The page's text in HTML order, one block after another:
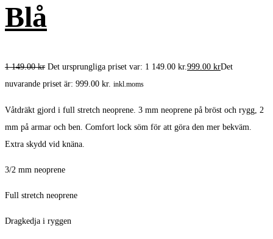
Blå
1 149.00kr Det ursprungliga priset var: 1 149.00 kr.999.00 krDet
nuvarande priset är: 999.00 kr. inkl.moms
Våtdräkt gjord i full stretch neoprene. 3 mm neoprene på bröst och rygg, 2
mm på armar och ben. Comfort lock söm för att göra den mer bekväm.
Extra skydd vid knäna.
3/2 mm neoprene
Full stretch neoprene
Dragkedja i ryggen